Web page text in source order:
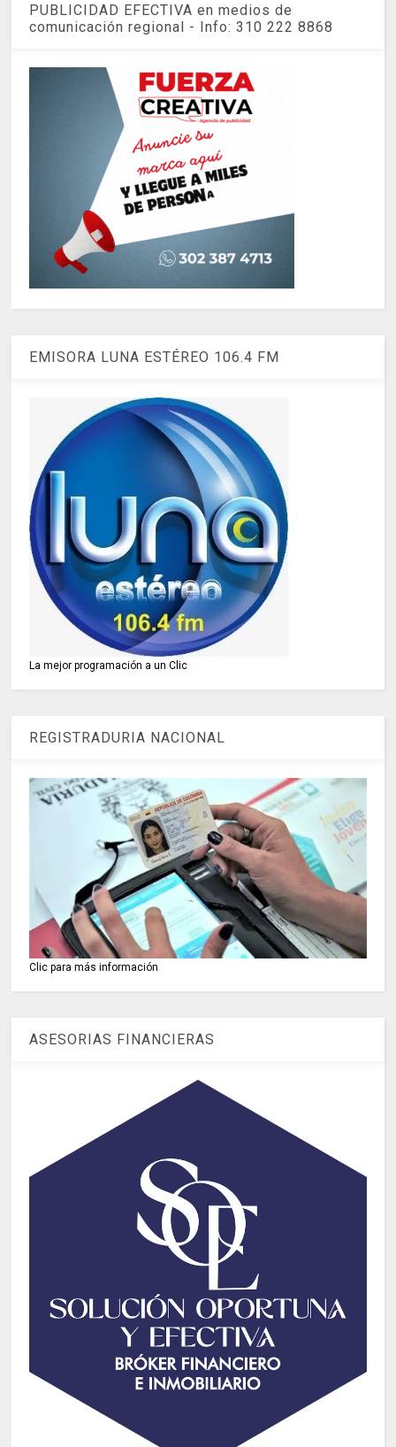
PUBLICIDAD EFECTIVA en medios de
comunicación regional - Info: 310 222 8868
EMISORA LUNA ESTÉREO 106.4 FM
La mejor programación a un Clic
REGISTRADURIA NACIONAL
Clic para más información
ASESORIAS FINANCIERAS